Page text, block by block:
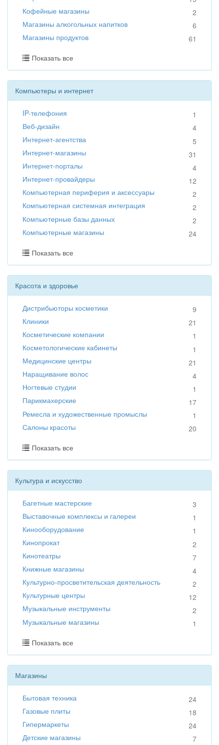
Кофейные магазины
2
Магазины алкогольных напитков
6
Магазины продуктов
61
Показать все
Компьютеры и интернет
IP-телефония
1
Веб-дизайн
4
Интернет-агентства
5
Интернет-магазины
31
Интернет-порталы
4
Интернет-провайдеры
12
Компьютерная периферия и аксессуары
2
Компьютерная системная интеграция
2
Компьютерные базы данных
2
Компьютерные магазины
24
Показать все
Красота и здоровье
Дистрибьюторы косметики
9
Клиники
21
Косметические компании
1
Косметологические кабинеты
1
Медицинские центры
21
Наращивание волос
4
Ногтевые студии
1
Парикмахерские
17
Ремесла и художественные промыслы
1
Салоны красоты
20
Показать все
Культура и искусство
Багетные мастерские
3
Выставочные комплексы и галереи
1
Кинооборудование
1
Кинопрокат
2
Кинотеатры
7
Книжные магазины
4
Культурно-просветительская деятельность
2
Культурные центры
12
Музыкальные инструменты
2
Музыкальные магазины
1
Показать все
Магазины
Бытовая техника
24
Газовые плиты
18
Гипермаркеты
24
Детские магазины
7